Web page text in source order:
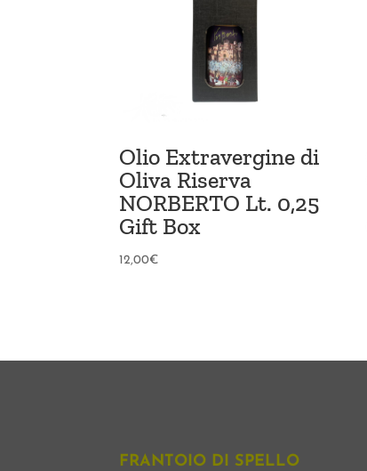
Olio Extravergine di
Oliva Riserva
NORBERTO Lt. 0,25
Gift Box
12,00€
FRANTOIO DI SPELLO